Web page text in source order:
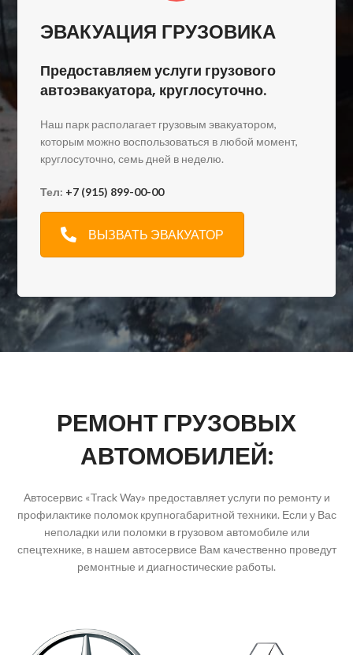
ЭВАКУАЦИЯ ГРУЗОВИКА
Предоставляем услуги грузового
автоэвакуатора, круглосуточно.
Наш парк располагает грузовым эвакуатором,
которым можно воспользоваться в любой момент,
круглосуточно, семь дней в неделю.
Тел: +7 (915) 899-00-00
ВЫЗВАТЬ ЭВАКУАТОР
РЕМОНТ ГРУЗОВЫХ
АВТОМОБИЛЕЙ:
Автосервис «Track Way» предоставляет услуги по ремонту и
профилактике поломок крупногабаритной техники. Если у Вас
неполадки или поломки в грузовом автомобиле или
спецтехнике, в нашем автосервисе Вам качественно проведут
ремонтные и диагностические работы.